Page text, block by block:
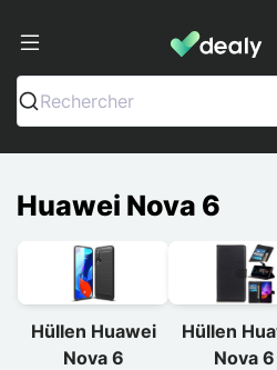
Dealy -
Rechercher
Huawei Nova 6
Hüllen Huawei
Nova 6
Hüllen
Nova 6